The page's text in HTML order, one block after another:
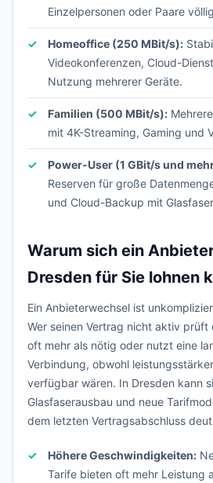
Einzelpersonen oder Paare
Homeoffice (250 MBit/s):
Videokonferenzen, Cloud-
Nutzung mehrerer Geräte.
Familien (500 MBit/s):
mit 4K-Streaming, Gaming und
Power-User (1 GBit/s und
Reserven für große
und Cloud-Backup mit
Warum sich ein
Dresden für Sie lohnen
Ein Anbieterwechsel ist
Wer seinen Vertrag nicht aktiv
oft mehr als nötig oder nutzt eine
Verbindung, obwohl
verfügbar wären. In Dresden kann
Glasfaserausbau und neue
dem letzten Vertragsabschluss
Höhere Geschwindigkeiten:
Tarife bieten oft mehr Leistung